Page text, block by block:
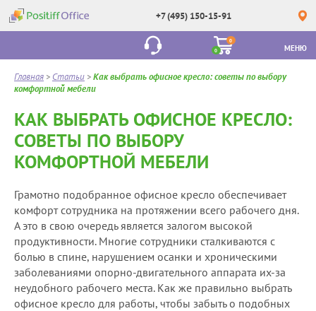
+7 (495) 150-15-91
0
0
МЕНЮ
Главная > Статьи >Как выбрать офисное кресло: советы по выбору
комфортной мебели
КАК ВЫБРАТЬ ОФИСНОЕ КРЕСЛО:
СОВЕТЫ ПО ВЫБОРУ
КОМФОРТНОЙ МЕБЕЛИ
Грамотно подобранное офисное кресло обеспечивает
комфорт сотрудника на протяжении всего рабочего дня.
А это в свою очередь является залогом высокой
продуктивности. Многие сотрудники сталкиваются с
болью в спине, нарушением осанки и хроническими
заболеваниями опорно-двигательного аппарата их-за
неудобного рабочего места. Как же правильно выбрать
офисное кресло для работы, чтобы забыть о подобных